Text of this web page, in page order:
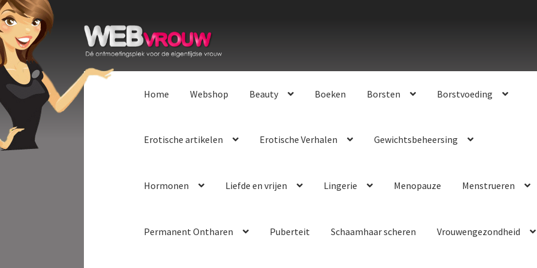
Ga
door
navigatie
Ga
naar
inhoud
Home Webshop Beauty Boeken Borsten Borstvoeding
Erotische artikelen Erotische Verhalen Gewichtsbeheersing
Hormonen Liefde en vrijen Lingerie Menopauze Menstrueren
Permanent Ontharen Puberteit Schaamhaar scheren Vrouwengezondheid